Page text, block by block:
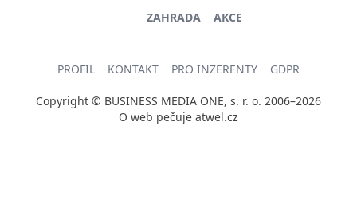
ZAHRADA
AKCE
PROFIL KONTAKT PRO INZERENTY GDPR
Copyright © BUSINESS MEDIA ONE, s. r. o. 2006–2026